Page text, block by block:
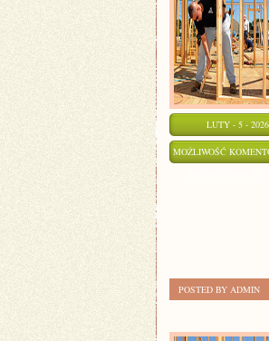
LUTY - 5 - 2026
MOŻLIWOŚĆ
POSTED BY ADMIN